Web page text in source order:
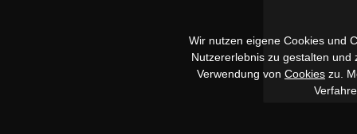
Wir nutzen eigene Cookies und
Nutzererlebnis zu gestalten
Verwendung von Cookies zu.